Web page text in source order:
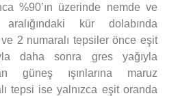
%90’ın üzerinde nemde ve
kür dolabında
2 numaralı tepsiler önce eşit
daha sonra gres yağıyla
güneş ışınlarına maruz
tepsi ise yalnızca eşit oranda